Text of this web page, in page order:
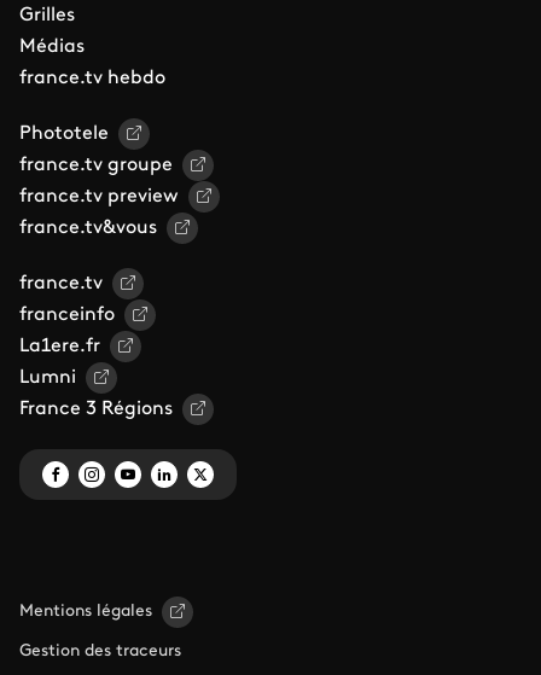
Grilles
Médias
france.tv hebdo
Phototele
france.tv groupe
france.tv preview
france.tv&vous
france.tv
franceinfo
La1ere.fr
Lumni
France 3 Régions
Mentions légales
Gestion des traceurs